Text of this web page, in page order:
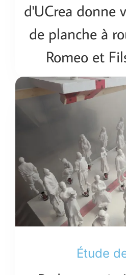
d'UCrea donne
de planche à
Romeo et
Étude